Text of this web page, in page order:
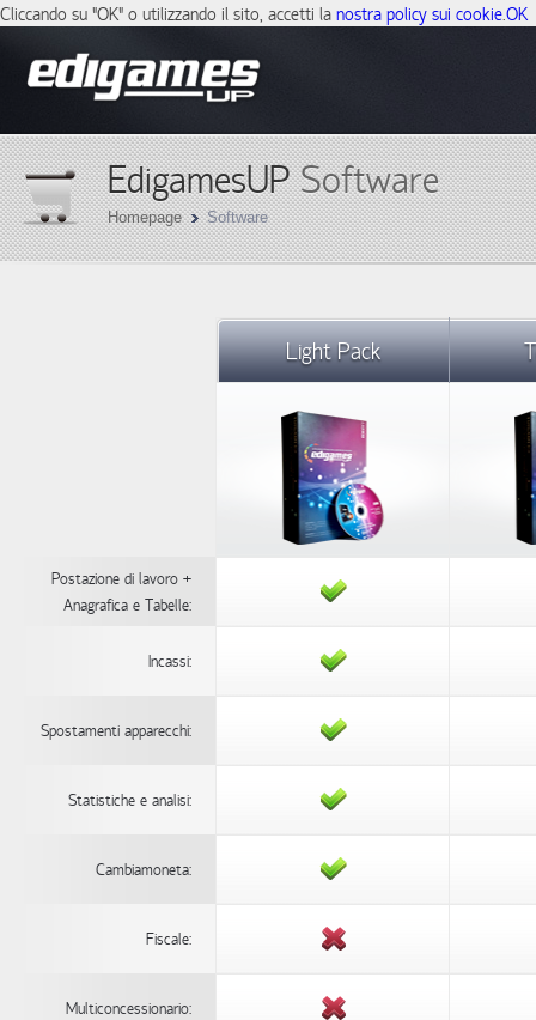
Cliccando su "OK" o utilizzando il sito, accetti la nostra policy sui cookie.OK
EdigamesUPSoftware
Homepage Software
Light Pack
Postazione di lavoro +
Anagrafica e Tabelle:
Incassi:
Spostamenti apparecchi:
Statistiche e analisi:
Cambiamoneta:
Fiscale:
Multiconcessionario: